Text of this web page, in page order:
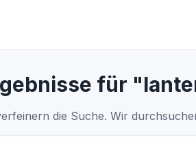
für
die Suche. Wir